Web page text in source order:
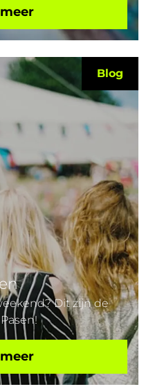
Blog
Dit zijn de